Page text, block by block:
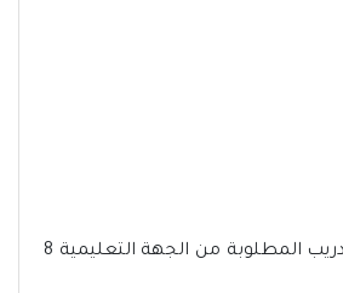
- 3- أن تكون مدة التدريب المطلوبة من الجهة التعليمية 8